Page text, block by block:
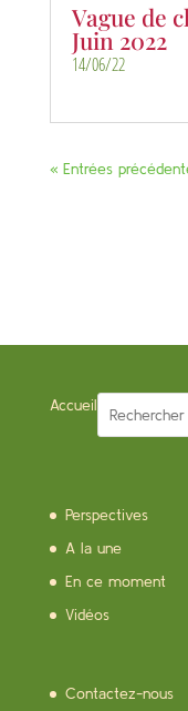
Vague de
Juin 2022
14/06/22
« Entrées
Accueil
Perspectives
A la une
En ce moment
Vidéos
Contactez-nous